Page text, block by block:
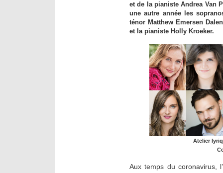
et de la pianisteAndrea Van
une autre année les
ténor Matthew Emersen
et la pianiste Holly Kroeker.
Atelier
Aux temps du coronavirus,